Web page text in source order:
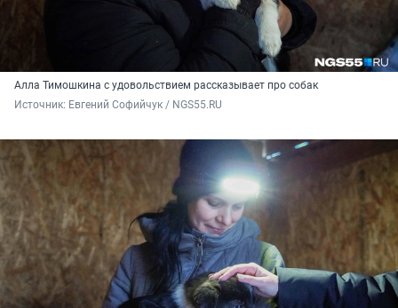
Алла Тимошкина с удовольствием рассказывает про собак
Источник: Евгений Софийчук / NGS55.RU